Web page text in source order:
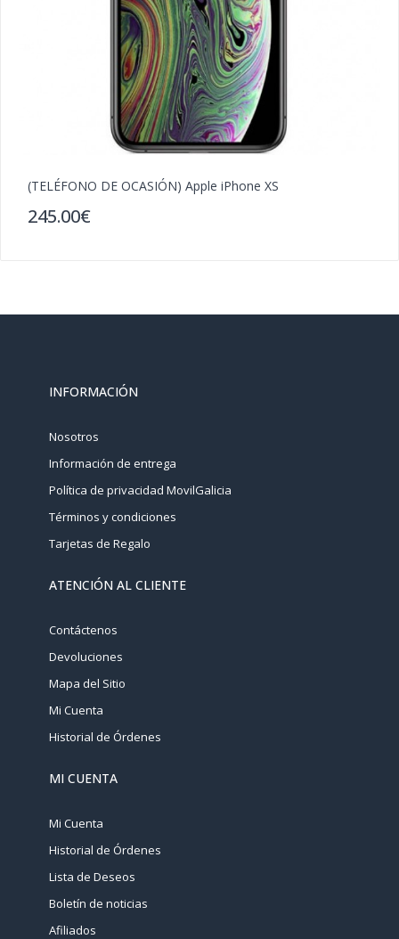
(TELÉFONO DE OCASIÓN) Apple iPhone XS
245.00€
INFORMACIÓN
Nosotros
Información de entrega
Política de privacidad MovilGalicia
Términos y condiciones
Tarjetas de Regalo
ATENCIÓN AL CLIENTE
Contáctenos
Devoluciones
Mapa del Sitio
Mi Cuenta
Historial de Órdenes
MI CUENTA
Mi Cuenta
Historial de Órdenes
Lista de Deseos
Boletín de noticias
Afiliados